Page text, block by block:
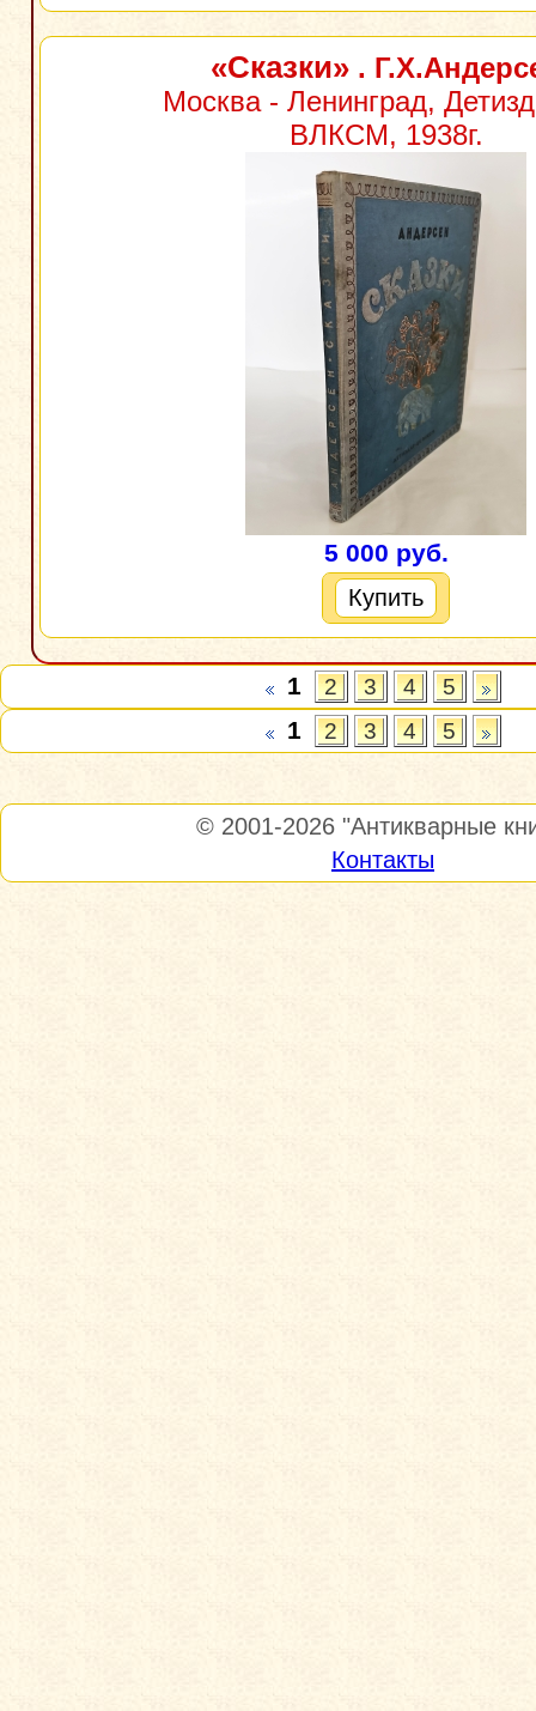
«Сказки».
Москва - Ленинград,
ВЛКСМ, 1938г.
5 000 руб.
Купить
1 2 3 4 5
1 2 3 4 5
© 2001-2026 "Антикварные
Контакты